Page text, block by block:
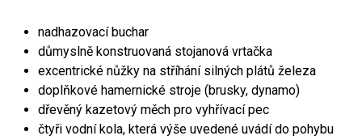
nadhazovací buchar
důmyslně konstruovaná stojanová vrtačka
excentrické nůžky na stříhání silných plátů železa
doplňkové hamernické stroje (brusky, dynamo)
dřevěný kazetový měch pro vyhřívací pec
čtyři vodní kola, která výše uvedené uvádí do pohybu